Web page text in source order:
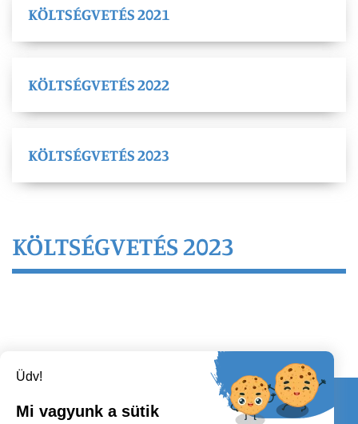
KÖLTSÉGVETÉS 2021
KÖLTSÉGVETÉS 2022
KÖLTSÉGVETÉS 2023
KÖLTSÉGVETÉS 2023
Kapcsolat
Üdv!
Mi vagyunk a sütik